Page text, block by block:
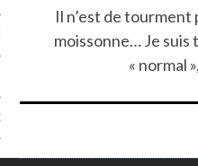
EN VOD
Il n’est de tourment
moissonne… Je suis
« normal